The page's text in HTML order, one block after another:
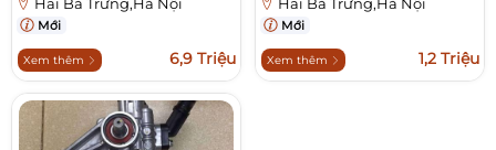
Mới
Xem thêm 6,9 Triệu
Mới
Xem thêm 1,2 Triệu